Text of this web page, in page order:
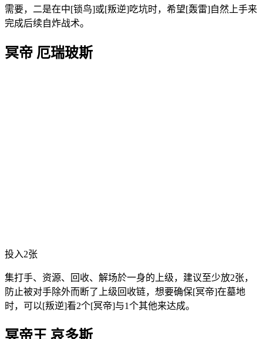
需要，二是在中[锁鸟]或[叛逆]吃坑时，希望[轰雷]自然上手来
完成后续自炸战术。
冥帝 厄瑞玻斯
投入2张
集打手、资源、回收、解场於一身的上级，建议至少放2张，
防止被对手除外而断了上级回收链，想要确保[冥帝]在墓地
时，可以[叛逆]看2个[冥帝]与1个其他来达成。
冥帝王 哀多斯